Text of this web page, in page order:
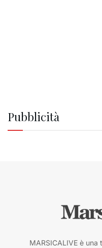
Pubblicità
MARSICALIVE è